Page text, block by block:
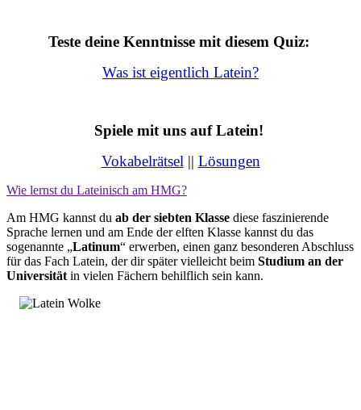
Teste deine Kenntnisse mit diesem Quiz:
Was ist eigentlich Latein?
Spiele mit uns auf Latein!
Vokabelrätsel || Lösungen
Wie lernst du Lateinisch am HMG?
Am HMG kannst du ab der siebten Klasse diese faszinierende
Sprache lernen und am Ende der elften Klasse kannst du das
sogenannte „Latinum“ erwerben, einen ganz besonderen Abschluss
für das Fach Latein, der dir später vielleicht beim Studium an der
Universität in vielen Fächern behilflich sein kann.